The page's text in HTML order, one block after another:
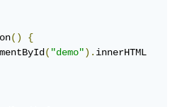
()
{
("demo").